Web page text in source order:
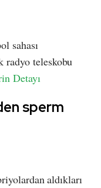
sahası
radyo teleskobu
Detayı
sperm
aldıkları